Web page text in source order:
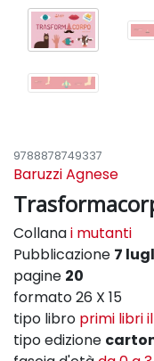
9788878749337
Baruzzi Agnese
Collanai mutanti
Pubblicazione 7
pagine 20
formato 26 X 15
tipo libro primi libri
tipo edizione